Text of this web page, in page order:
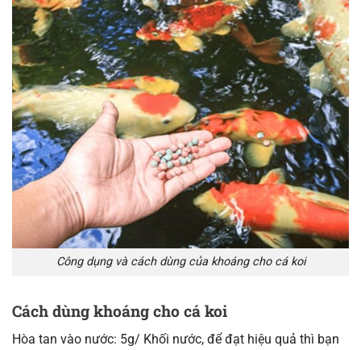
Công dụng và cách dùng của khoáng cho cá koi
Cách dùng khoáng cho cá koi
Hòa tan vào nước: 5g/ Khối nước, để đạt hiệu quả thì bạn